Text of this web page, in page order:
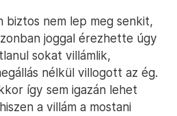
biztos nem lep meg senkit,
joggal érezhette úgy
sokat villámlik,
nélkül villogott az ég.
így sem igazán lehet
a villám a mostani